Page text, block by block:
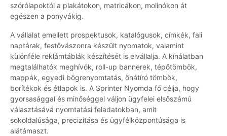
szórólapoktól a plakátokon, matricákon, molinókon át
egészen a ponyvákig.
A vállalat emellett prospektusok, katalógusok, címkék, fali
naptárak, festővászonra készült nyomatok, valamint
különféle reklámtáblák készítését is elvállalja. A kínálatban
megtalálhatók meghívók, roll-up bannerek, tépőtömbök,
mappák, egyedi bögrenyomtatás, önátíró tömbök,
borítékok és étlapok is. A Sprinter Nyomda fő célja, hogy
gyorsasággal és minőséggel váljon ügyfelei elsőszámú
választásává nyomtatási feladatokban, amit
sokoldalúsága, precizitása és ügyfélközpontúsága is
alátámaszt.